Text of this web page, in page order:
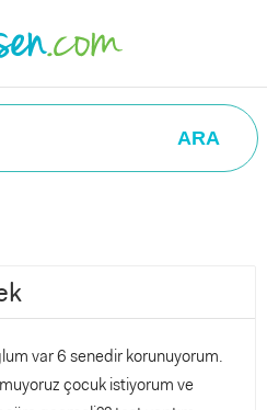
ARA
var 6 senedir korunuyorum.
çocuk istiyorum ve